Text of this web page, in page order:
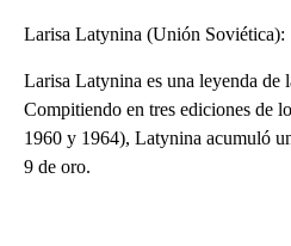
Larisa Latynina (Unión Soviética):
Larisa Latynina es una leyenda de
Compitiendo en tres ediciones de
1960 y 1964), Latynina acumuló
9 de oro.